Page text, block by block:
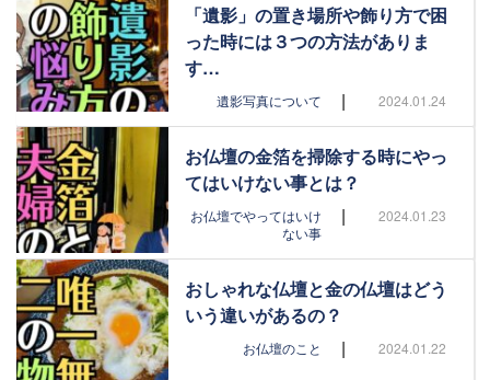
「遺影」の置き場所や飾り方で困
った時には３つの方法がありま
す…
遺影写真について | 2024.01.24
お仏壇の金箔を掃除する時にやっ
てはいけない事とは？
お仏壇でやってはいけ
ない事
| 2024.01.23
おしゃれな仏壇と金の仏壇はどう
いう違いがあるの？
お仏壇のこと | 2024.01.22